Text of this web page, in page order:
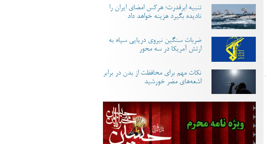
تنبیه ابرقدرت؛ هرکس امضای ایران را
نادیده بگیرد هزینه خواهد داد
ضربات سنگین نیروی دریایی سپاه به
ارتش آمریکا در سه محور
نکات مهم برای محافظت از بدن در برابر
اشعه‌های مضر خورشید